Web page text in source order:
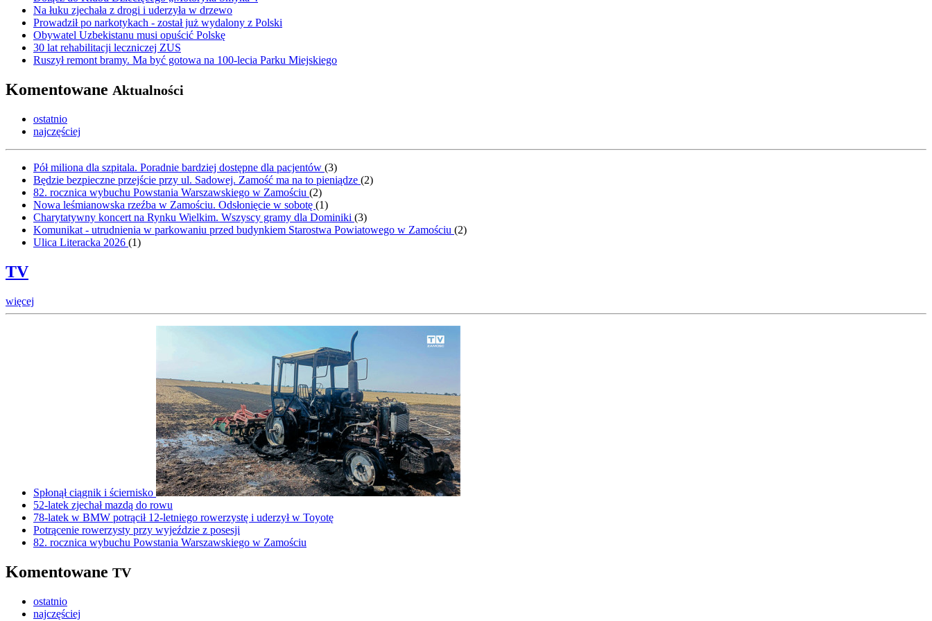
Na łuku zjechała z drogi i uderzyła w drzewo
Prowadził po narkotykach - został już wydalony z Polski
Obywatel Uzbekistanu musi opuścić Polskę
30 lat rehabilitacji leczniczej ZUS
Ruszył remont bramy. Ma być gotowa na 100-lecia Parku Miejskiego
Komentowane Aktualności
ostatnio
najczęściej
Pół miliona dla szpitala. Poradnie bardziej dostępne dla pacjentów (3)
Będzie bezpieczne przejście przy ul. Sadowej. Zamość ma na to pieniądze (2)
82. rocznica wybuchu Powstania Warszawskiego w Zamościu (2)
Nowa leśmianowska rzeźba w Zamościu. Odsłonięcie w sobotę (1)
Charytatywny koncert na Rynku Wielkim. Wszyscy gramy dla Dominiki (3)
Komunikat - utrudnienia w parkowaniu przed budynkiem Starostwa Powiatowego w Zamościu (2)
Ulica Literacka 2026 (1)
TV
więcej
Spłonął ciągnik i ściernisko
52-latek zjechał mazdą do rowu
78-latek w BMW potrącił 12-letniego rowerzystę i uderzył w Toyotę
Potrącenie rowerzysty przy wyjeździe z posesji
82. rocznica wybuchu Powstania Warszawskiego w Zamościu
Komentowane TV
ostatnio
najczęściej